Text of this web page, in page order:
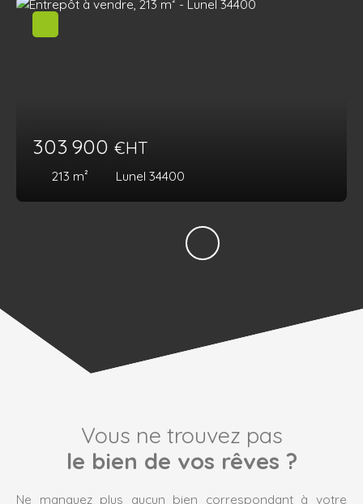
303 900 €HT
213 m² Lunel 34400
Vous ne trouvez pas
le bien de vos rêves ?
Ne manquez plus aucun bien correspondant à votre